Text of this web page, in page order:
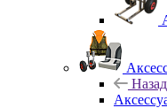
Назад